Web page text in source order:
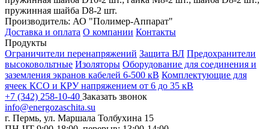
пружинная шайба D8-2 шт.
Производитель: АО "Полимер-Аппарат"
Доставка и оплата О компании Контакты
Продукты
Ограничители перенапряжений Защита ВЛ Предохранители
высоковольтные Изоляторы Оборудование для соединения и
заземления экранов кабелей 6-500 кВ Комплектующие для
ячеек КСО и КРУ напряжением от 6 до 35 кВ
+7 (342) 258-10-40 Заказать звонок
info@energozaschita.su
г. Пермь, ул. Маршала Толбухина 15